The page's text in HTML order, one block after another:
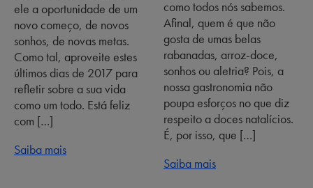
ele a oportunidade de um
novo começo, de novos
sonhos, de novas metas.
Como tal, aproveite estes
últimos dias de 2017 para
refletir sobre a sua vida
como um todo. Está feliz
com […]
Saiba mais
como todos nós sabemos.
Afinal, quem é que não
gosta de umas belas
rabanadas, arroz-doce,
sonhos ou aletria? Pois, a
nossa gastronomia não
poupa esforços no que diz
respeito a doces natalícios.
É, por isso, que […]
Saiba mais